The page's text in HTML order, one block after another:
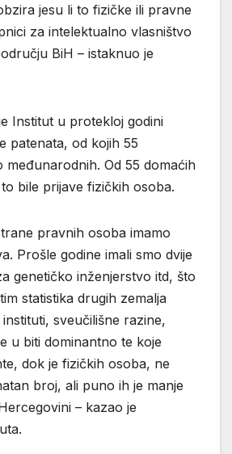
jesu li to fizičke ili pravne
za intelektualno vlasništvo
BiH – istaknuo je
Institut u protekloj godini
patenata, od kojih 55
međunarodnih. Od 55 domaćih
bile prijave fizičkih osoba.
pravnih osoba imamo
Prošle godine imali smo dvije
genetičko inženjerstvo itd, što
statistika drugih zemalja
sveučilišne razine,
u biti dominantno te koje
dok je fizičkih osoba, ne
broj, ali puno ih je manje
– kazao je